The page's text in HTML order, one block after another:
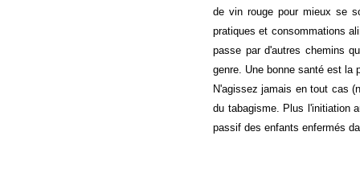
de vin rouge pour mieux se
pratiques et consommations
passe par d'autres chemins
genre. Une bonne santé est la
N'agissez jamais en tout cas
du tabagisme. Plus l'initiation
passif des enfants enfermés